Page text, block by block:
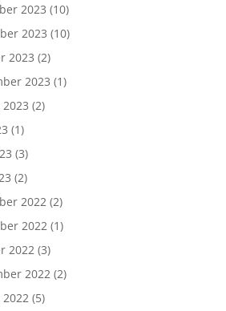
2023 (10)
2023 (10)
2023 (2)
2023 (1)
(2)
(1)
(3)
(2)
2022 (2)
2022 (1)
2022 (3)
2022 (2)
(5)